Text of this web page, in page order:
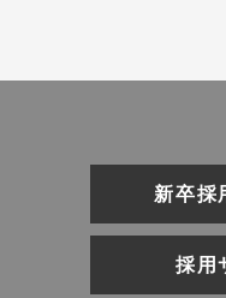
新卒採
採用